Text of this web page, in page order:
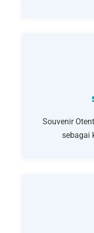
Souvenir
sebagai